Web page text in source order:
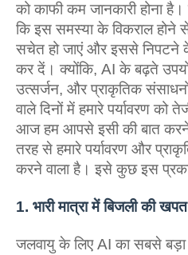
को काफी कम जानकारी होना
कि इस समस्‍या के विकराल होने
सचेत हो जाएं और इससे निपटने के
कर दें। क्‍योंकि, AI के बढ़ते
उत्सर्जन, और प्राकृतिक
वाले दिनों में हमारे पर्यावरण को
आज हम आपसे इसी की बात
तरह से हमारे पर्यावरण और
करने वाला है। इसे कुछ इस
1. भारी मात्रा में बिजली की खपत
जलवायु के लिए AI का सबसे